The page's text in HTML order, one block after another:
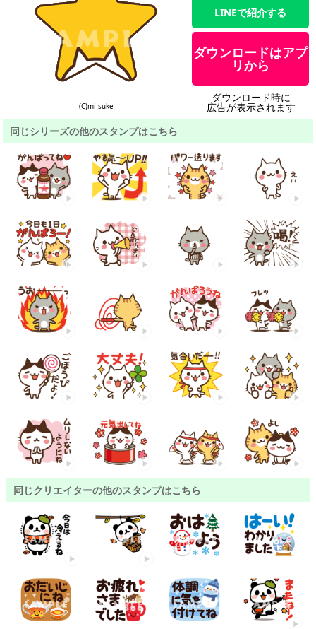
(C)mi-suke
LINEで紹介する
ダウンロードはアプ
リから
ダウンロード時に
広告が表示されます
同じシリーズの他のスタンプはこちら
同じクリエイターの他のスタンプはこちら